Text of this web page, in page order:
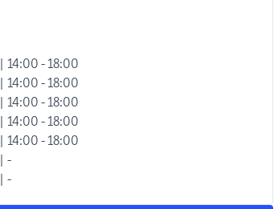
| 14:00 - 18:00
| 14:00 - 18:00
| 14:00 - 18:00
| 14:00 - 18:00
| 14:00 - 18:00
| -
| -